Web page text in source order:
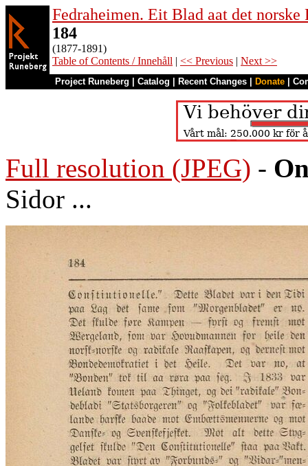
Fedraheimen. Eit Blad aat det norske
184
(1877-1891)
Table of Contents / Innehåll | << Previous | Next >>
Project Runeberg Catalog Recent Changes Donate
Full resolution (JPEG) -
Sidor ...